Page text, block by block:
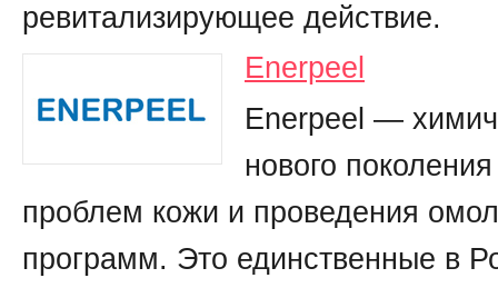
ревитализирующее действие.
Enerpeel
Enerpeel —
нового
проблем кожи и проведения
программ. Это единственные в